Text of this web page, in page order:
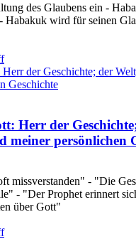
des Glaubens ein -
Habakuk wird für seinen
Herr der
meiner persönlichen
missverstanden" - "Die
- "Der Prophet erinnert
über Gott"